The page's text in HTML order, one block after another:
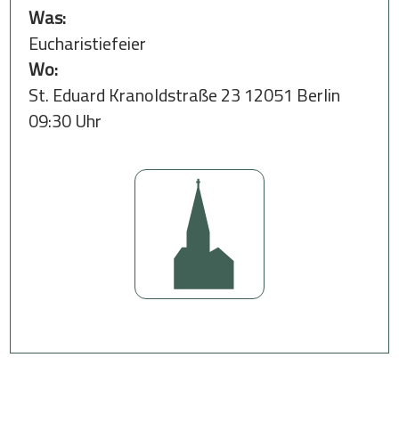
Was:
Eucharistiefeier
Wo:
St. Eduard Kranoldstraße 23 12051 Berlin
09:30 Uhr